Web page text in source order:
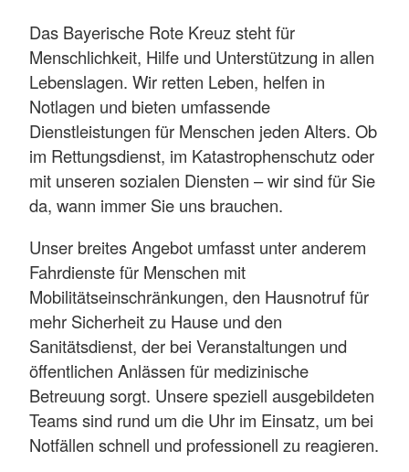
Das Bayerische Rote Kreuz steht für
Menschlichkeit, Hilfe und Unterstützung in allen
Lebenslagen. Wir retten Leben, helfen in
Notlagen und bieten umfassende
Dienstleistungen für Menschen jeden Alters. Ob
im Rettungsdienst, im Katastrophenschutz oder
mit unseren sozialen Diensten – wir sind für Sie
da, wann immer Sie uns brauchen.
Unser breites Angebot umfasst unter anderem
Fahrdienste für Menschen mit
Mobilitätseinschränkungen, den Hausnotruf für
mehr Sicherheit zu Hause und den
Sanitätsdienst, der bei Veranstaltungen und
öffentlichen Anlässen für medizinische
Betreuung sorgt. Unsere speziell ausgebildeten
Teams sind rund um die Uhr im Einsatz, um bei
Notfällen schnell und professionell zu reagieren.